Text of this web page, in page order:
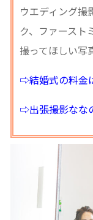
ウエディング撮
ク、ファースト
撮ってほしい写
⇨結婚式の料金
⇨出張撮影なな